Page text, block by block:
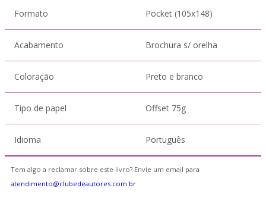
Formato Pocket (105x148)
Acabamento Brochura s/ orelha
Coloração Preto e branco
Tipo de papel Offset 75g
Idioma Português
Tem algo a reclamar sobre este livro? Envie um email para
atendimento@clubedeautores.com.br